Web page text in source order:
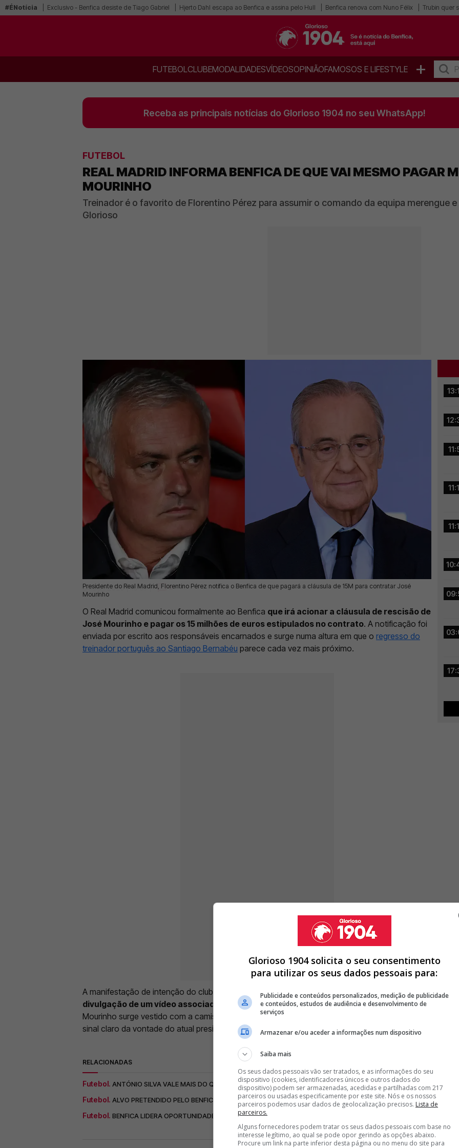
#ÉNotícia Exclusivo - Benfica desiste de Tiago Gabriel Hjerto Dahl escapa ao Benfica e assina pelo Hull Benfica renova com Nuno Félix Trubin quer
FUTEBOLCLUBEMODALIDADESVÍDEOSOPINIÃOFAMOSOS E LIFESTYLE +
Receba as principais notícias do Glorioso 1904 no seu WhatsApp!
FUTEBOL
REAL MADRID INFORMA BENFICA DE QUE VAI MESMO PAGAR
MOURINHO
Treinador é o favorito de Florentino Pérez para assumir o comando da equipa merengue
Glorioso
Presidente do Real Madrid, Florentino Pérez notifica o Benfica de que pagará a cláusula de 15M para contratar José
Mourinho
04 Jun 2026 | 10:07 | 0
O Real Madrid comunicou formalmente ao Benfica que irá acionar a cláusula de rescisão de
José Mourinho e pagar os 15 milhões de euros estipulados no contrato. A notificação foi
enviada por escrito aos responsáveis encarnados e surge numa altura em que o regresso do
treinador português ao Santiago Bernabéu parece cada vez mais próximo.
A manifestação de intenção do clube madrileno
acontece poucos dias depois da
divulgação de um vídeo associado à campanha eleitoral de Florentino Pérez, no qual
Mourinho surge vestido com a camisola do Real Madrid. O conteúdo foi interpretado como um
sinal claro da vontade do atual presidente em voltar a contar com o técnico português.
RELACIONADAS
Futebol. ANTÓNIO SILVA VALE MAIS DO QUE MOURINHO E BENFICA CHEGA AOS…
Futebol. ALVO PRETENDIDO PELO BENFICA BRILHA E MARCA NA GOLEADA AO LEGANÉS (4-1)
Futebol. BENFICA LIDERA OPORTUNIDADE DE GARANTIR MASTANTUONO COM 'AJUDINHA' DE MOURINHO
< >
Glorioso 1904 solicita o seu consentimento
para utilizar os seus dados pessoais para:
Publicidade e conteúdos personalizados, medição de publicidade
e conteúdos, estudos de audiência e desenvolvimento de
serviços
Armazenar e/ou aceder a informações num dispositivo
Saiba mais
Os seus dados pessoais vão ser tratados, e as informações do seu
dispositivo (cookies, identificadores únicos e outros dados do
dispositivo) podem ser armazenadas, acedidas e partilhadas com 217
parceiros ou usadas especificamente por este site. Nós e os nossos
parceiros podemos usar dados de geolocalização precisos. Lista de
parceiros.
Alguns fornecedores podem tratar os seus dados pessoais com base no
interesse legítimo, ao qual se pode opor gerindo as opções abaixo.
Procure um link na parte inferior desta página ou no menu do site para